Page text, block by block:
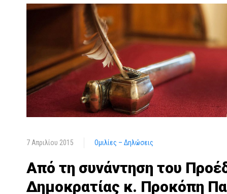
7 Απριλίου 2015 Ομιλίες – Δηλώσεις
Από τη συνάντηση του
Δημοκρατίας κ. Προκόπη